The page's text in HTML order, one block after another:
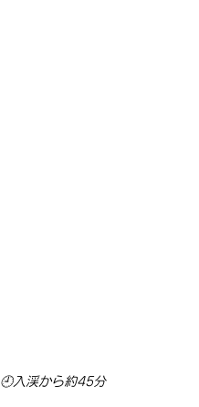
🕘入渓から約45分